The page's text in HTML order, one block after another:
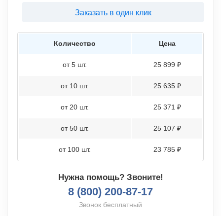
Заказать в один клик
Количество Цена
от 5 шт. 25 899 ₽
от 10 шт. 25 635 ₽
от 20 шт. 25 371 ₽
от 50 шт. 25 107 ₽
от 100 шт. 23 785 ₽
Нужна помощь? Звоните!
8 (800) 200-87-17
Звонок бесплатный